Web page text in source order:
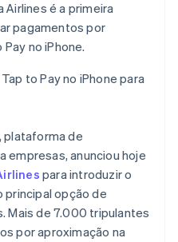
Airlines é a primeira
pagamentos por
no iPhone.
to Pay no iPhone para
plataforma de
empresas, anunciou hoje
para introduzir o
principal opção de
Mais de 7.000 tripulantes
por aproximação na
English